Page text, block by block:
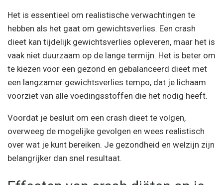
Het is essentieel om realistische verwachtingen te
hebben als het gaat om gewichtsverlies. Een crash
dieet kan tijdelijk gewichtsverlies opleveren, maar het is
vaak niet duurzaam op de lange termijn. Het is beter om
te kiezen voor een gezond en gebalanceerd dieet met
een langzamer gewichtsverlies tempo, dat je lichaam
voorziet van alle voedingsstoffen die het nodig heeft.
Voordat je besluit om een crash dieet te volgen,
overweeg de mogelijke gevolgen en wees realistisch
over wat je kunt bereiken. Je gezondheid en welzijn zijn
belangrijker dan snel resultaat.